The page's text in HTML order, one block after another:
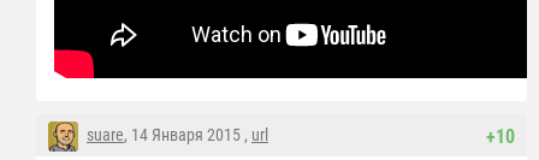
+10
suare, 14 Января 2015 , url